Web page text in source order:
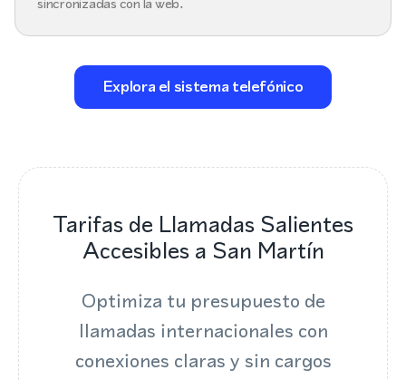
Explora el sistema telefónico
Tarifas de Llamadas Salientes
Accesibles a San Martín
Optimiza tu presupuesto de
llamadas internacionales con
conexiones claras y sin cargos